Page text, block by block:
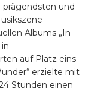
prägendsten und
Albums „In
auf Platz eins
erzielte mit
Stunden einen